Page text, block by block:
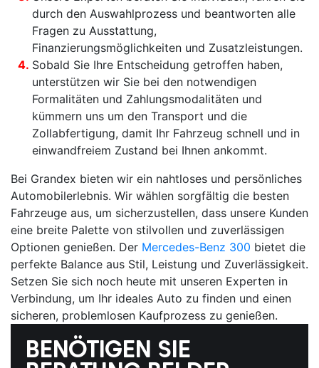
durch den Auswahlprozess und beantworten alle
Fragen zu Ausstattung,
Finanzierungsmöglichkeiten und Zusatzleistungen.
Sobald Sie Ihre Entscheidung getroffen haben,
unterstützen wir Sie bei den notwendigen
Formalitäten und Zahlungsmodalitäten und
kümmern uns um den Transport und die
Zollabfertigung, damit Ihr Fahrzeug schnell und in
einwandfreiem Zustand bei Ihnen ankommt.
Bei Grandex bieten wir ein nahtloses und persönliches
Automobilerlebnis. Wir wählen sorgfältig die besten
Fahrzeuge aus, um sicherzustellen, dass unsere Kunden
eine breite Palette von stilvollen und zuverlässigen
Optionen genießen. Der Mercedes-Benz 300 bietet die
perfekte Balance aus Stil, Leistung und Zuverlässigkeit.
Setzen Sie sich noch heute mit unseren Experten in
Verbindung, um Ihr ideales Auto zu finden und einen
sicheren, problemlosen Kaufprozess zu genießen.
BENÖTIGEN SIE